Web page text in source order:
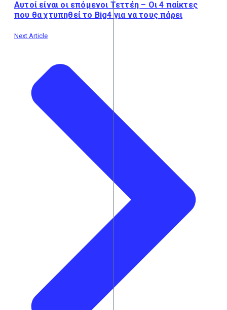
Αυτοί είναι οι επόμενοι Τεττέη – Οι 4 παίκτες
που θα χτυπηθεί το Big4 για να τους πάρει
Next Article